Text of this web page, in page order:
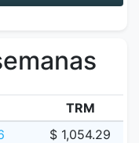
TRM
$ 1,054.29